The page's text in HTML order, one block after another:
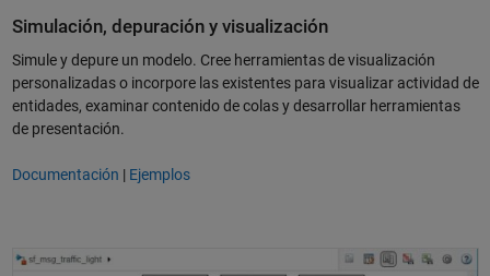
Simulación, depuración y visualización
Simule y depure un modelo. Cree herramientas de visualización
personalizadas o incorpore las existentes para visualizar actividad de
entidades, examinar contenido de colas y desarrollar herramientas
de presentación.
Documentación | Ejemplos